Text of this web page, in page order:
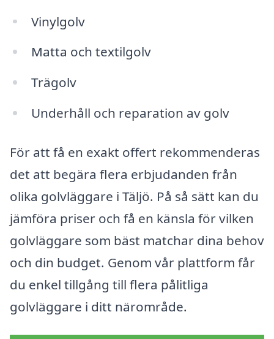
Vinylgolv
Matta och textilgolv
Trägolv
Underhåll och reparation av golv
För att få en exakt offert rekommenderas
det att begära flera erbjudanden från
olika golvläggare i Täljö. På så sätt kan du
jämföra priser och få en känsla för vilken
golvläggare som bäst matchar dina behov
och din budget. Genom vår plattform får
du enkel tillgång till flera pålitliga
golvläggare i ditt närområde.